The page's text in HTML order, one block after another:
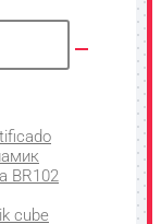
BR102